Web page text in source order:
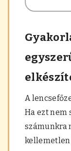
A
Ha ezt nem
számunkra
kellemetlen